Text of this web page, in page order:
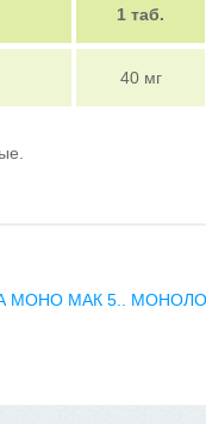
1 таб.
40 мг
МОНО МАК 5..